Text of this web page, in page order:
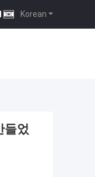
Korean
들었